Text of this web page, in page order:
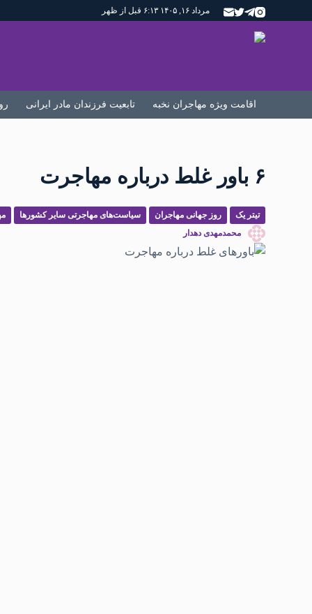
مرداد ۱۶, ۱۴۰۵ ۶:۱۳ قبل از ظهر
اقامت ویژه مهاجران نخبه تابعیت فرزندان مادر ایرانی
۶ باور غلط درباره مهاجرت
تیتر یک روز جهانی مهاجران سیاست‌های مهاجرتی سایر کشورها
محمدمهدی دهدار